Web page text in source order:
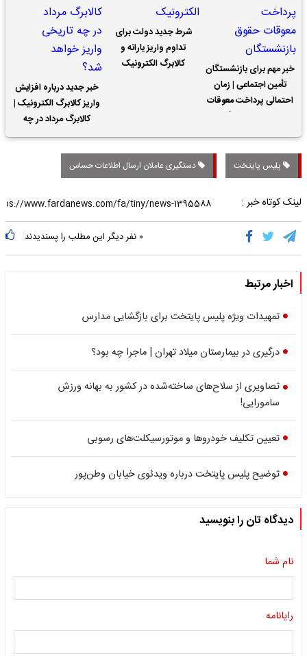
خبر مهم برای بازنشستگان
تأمین اجتماعی | زمان
احتمالی پرداخت معوقات
شرط جدید دولت برای
تداوم واریز یارانه و
کالابرگ الکترونیک
خبر جدید درباره افزایش
واریز کالابرگ الکترونیک |
کالابرگ مرداد در چه
تاریخی واریز خواهد شد؟
پلیس پایتخت دستگیری عاملان ارسال اطلاعات حساس
لینک کوتاه خبر :
۰ نفر دیگر این مطلب را پسندیدند
اخبار مرتبط
تمهیدات ویژه پلیس پایتخت برای بازگشایی مدارس
درگیری در بیمارستان میلاد تهران | ماجرا چه بود؟
تصاویری از سلاح‌های ساخته‌شده در کشور به بهانه ورزش
سامورایی!
تعیین تکلیف خودروها و موتورسیکلت‌های رسوبی
توضیح پلیس پایتخت درباره ویدئوی خیابان وطن‌پور
دیدگاه تان را بنویسید
نام شما
رایانامه